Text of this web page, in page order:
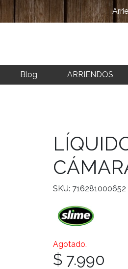
Blog ARRIENDOS
SKU: 716281000652
Agotado.
$ 7.990